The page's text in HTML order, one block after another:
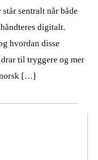
sentralt når både
digitalt.
hvordan disse
til tryggere og mer
[…]